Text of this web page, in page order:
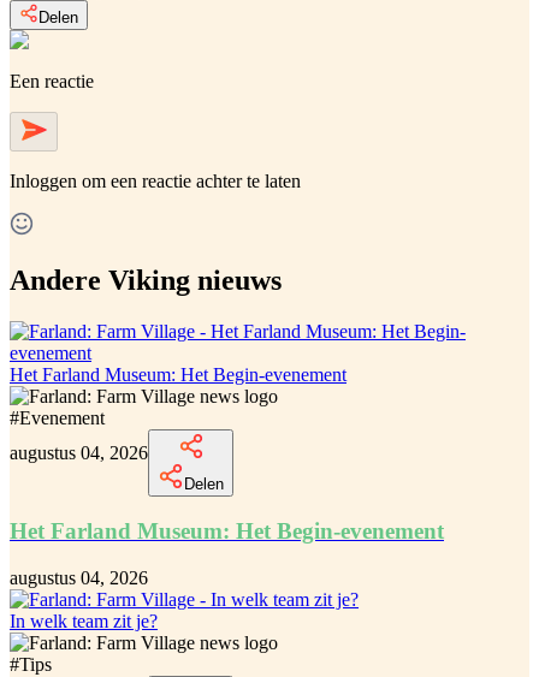
Delen
Een reactie
Inloggen om een reactie achter te laten
Andere Viking nieuws
Het Farland Museum: Het Begin-evenement
#Evenement
augustus 04, 2026
Delen
Het Farland Museum: Het Begin-evenement
augustus 04, 2026
In welk team zit je?
#Tips